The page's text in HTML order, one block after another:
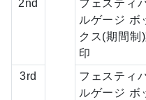
2nd
フェスティ
ルゲージ ボ
クス(期間制)
印
3rd
フェスティ
ルゲージ ボ